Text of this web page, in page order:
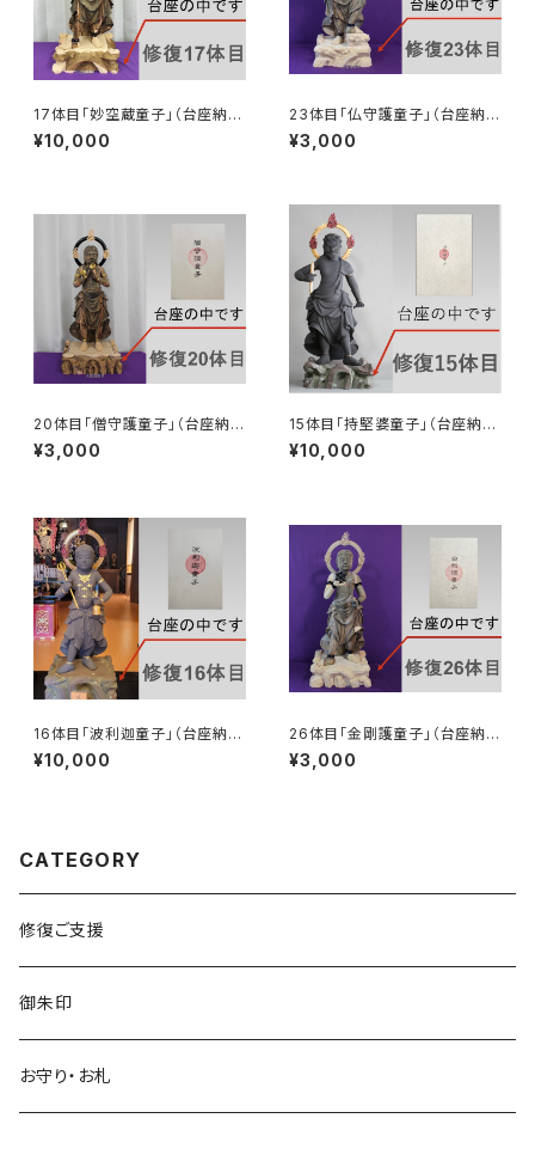
17体目「妙空蔵童子」（台座納
入）
¥10,000
23体目「仏守護童子」（台座納
入）
¥3,000
20体目「僧守護童子」（台座納
入）
¥3,000
15体目「持堅婆童子」（台座納
入）
¥10,000
16体目「波利迦童子」（台座納
入）
¥10,000
26体目「金剛護童子」（台座納
入）
¥3,000
CATEGORY
修復ご支援
御朱印
お守り・お札